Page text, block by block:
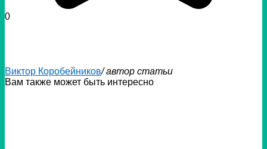
0
Виктор Коробейников/ автор статьи
Вам также может быть интересно